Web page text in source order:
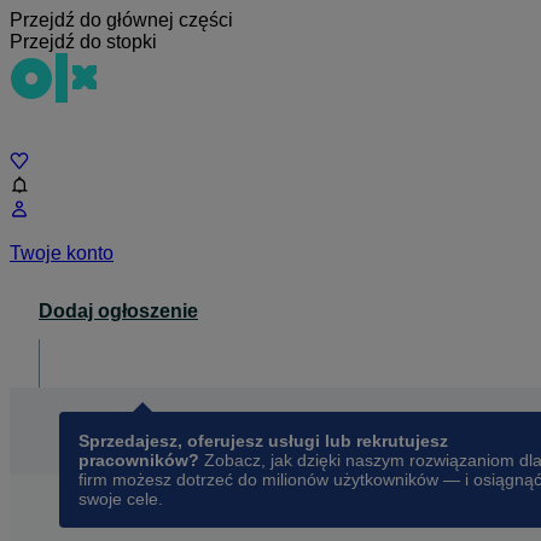
Przejdź do głównej części
Przejdź do stopki
Twoje konto
Dodaj ogłoszenie
Sprzedajesz, oferujesz usługi lub rekrutujesz
pracowników? Zobacz, jak dzięki naszym rozwiązaniom dla
firm możesz dotrzeć do milionów użytkowników — i osiągnąć
swoje cele.